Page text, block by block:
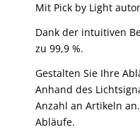
Mit Pick by Light
Dank der intuitiven
zu 99,9 %.
Gestalten Sie Ihre
Anhand des
Anzahl an Artikeln
Abläufe.